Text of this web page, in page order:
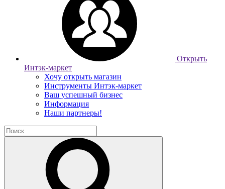
Открыть
Интэк-маркет
Хочу открыть магазин
Инструменты Интэк-маркет
Ваш успешный бизнес
Информация
Наши партнеры!